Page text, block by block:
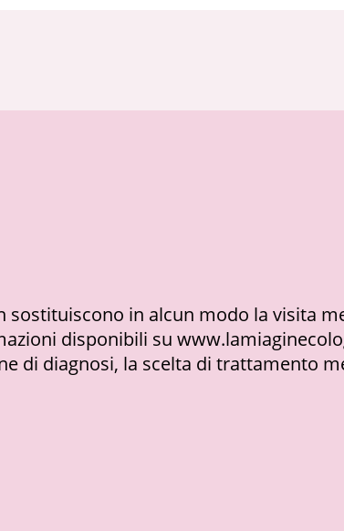
in alcun modo la visita
disponibili su
di diagnosi, la scelta di trattamento